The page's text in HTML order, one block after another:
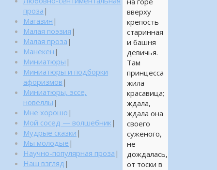
вверху
крепость
старинная
и башня
девичья.
Там
принцесса
жила
красавица;
ждала,
ждала она
своего
суженого,
не
дождалась,
от тоски в
проза |
Магазин |
Малая поэзия |
Малая проза |
Манекен |
Миниатюры |
Миниатюры и подборки
афоризмов |
Миниатюры, эссе,
новеллы |
Мне хорошо |
Мой сосед — волшебник|
Мудрые сказки |
Мы молодые |
Научно-популярная проза |
Наш взгляд |